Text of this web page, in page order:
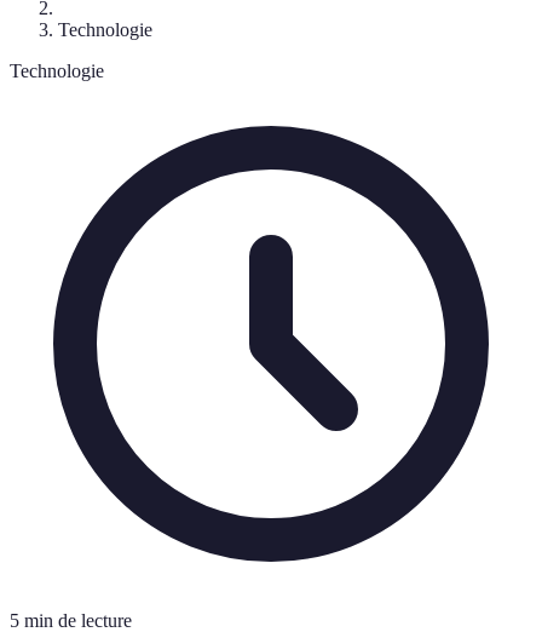
Technologie
Technologie
5 min de lecture